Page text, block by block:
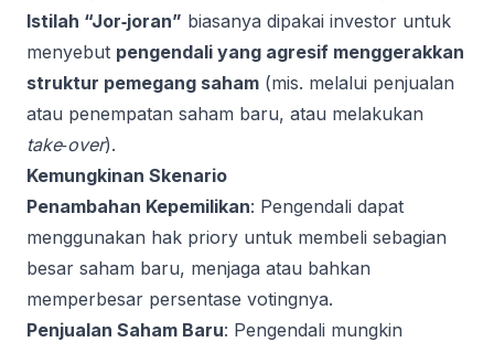
Istilah “Jor‑joran” biasanya dipakai investor untuk
menyebut pengendali yang agresif menggerakkan
struktur pemegang saham (mis. melalui penjualan
atau penempatan saham baru, atau melakukan
take‑over).
Kemungkinan Skenario
Penambahan Kepemilikan: Pengendali dapat
menggunakan hak priory untuk membeli sebagian
besar saham baru, menjaga atau bahkan
memperbesar persentase votingnya.
Penjualan Saham Baru: Pengendali mungkin